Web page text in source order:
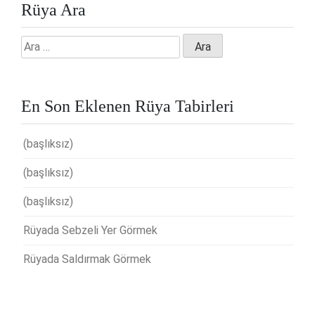
Rüya Ara
Arama:
En Son Eklenen Rüya Tabirleri
(başlıksız)
(başlıksız)
(başlıksız)
Rüyada Sebzeli Yer Görmek
Rüyada Saldırmak Görmek